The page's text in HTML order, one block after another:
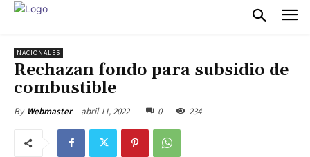
NACIONALES
Rechazan fondo para subsidio de
combustible
By Webmaster abril 11, 2022 0 234